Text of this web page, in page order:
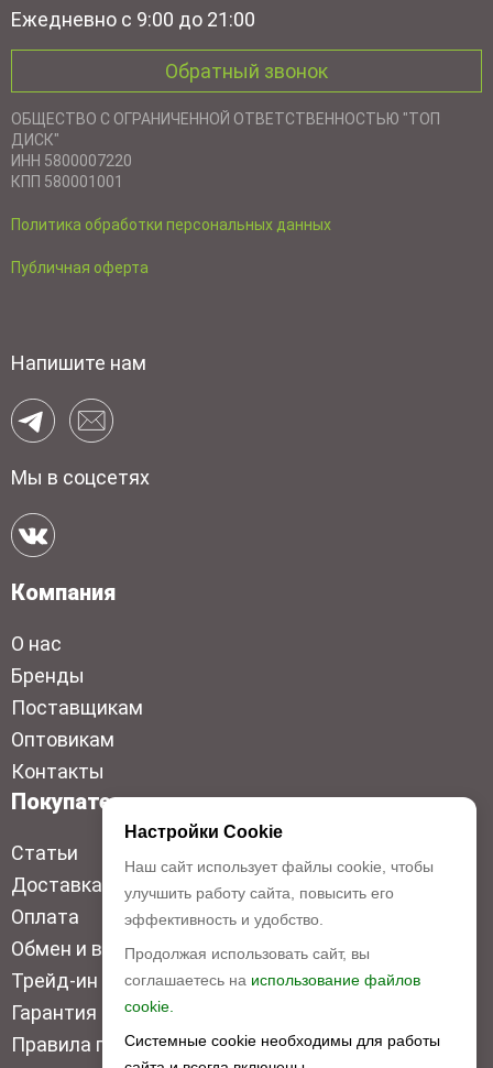
Ежедневно с 9:00 до 21:00
Обратный звонок
ОБЩЕСТВО С ОГРАНИЧЕННОЙ ОТВЕТСТВЕННОСТЬЮ "ТОП
ДИСК"
ИНН 5800007220
КПП 580001001
Политика обработки персональных данных
Публичная оферта
Напишите нам
Мы в соцсетях
Компания
О нас
Бренды
Поставщикам
Оптовикам
Контакты
Покупателям
Статьи
Доставка
Оплата
Обмен и возврат
Трейд-ин
Гарантия низкой цены
Правила продажи
Настройки Cookie
Наш сайт использует файлы cookie, чтобы
улучшить работу сайта, повысить его
эффективность и удобство.
Продолжая использовать сайт, вы
соглашаетесь на использование файлов
cookie.
Системные cookie необходимы для работы